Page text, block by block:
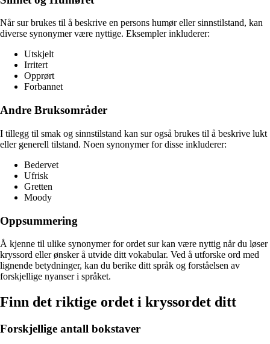
Når sur brukes til å beskrive en persons humør eller sinnstilstand, kan
diverse synonymer være nyttige. Eksempler inkluderer:
Utskjelt
Irritert
Opprørt
Forbannet
Andre Bruksområder
I tillegg til smak og sinnstilstand kan sur også brukes til å beskrive lukt
eller generell tilstand. Noen synonymer for disse inkluderer:
Bedervet
Ufrisk
Gretten
Moody
Oppsummering
Å kjenne til ulike synonymer for ordet sur kan være nyttig når du løser
kryssord eller ønsker å utvide ditt vokabular. Ved å utforske ord med
lignende betydninger, kan du berike ditt språk og forståelsen av
forskjellige nyanser i språket.
Finn det riktige ordet i kryssordet ditt
Forskjellige antall bokstaver